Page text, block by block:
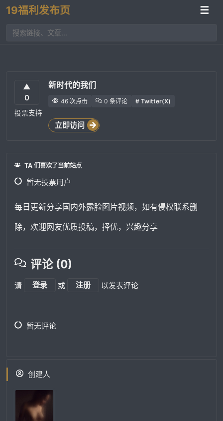
19福利发布页 ☰
▲
0
投票支持
新时代的我们
46 次点击 0 条评论 # Twitter(X)
立即访问
TA 们喜欢了当前站点
暂无投票用户
每日更新分享国内外露脸图片视频，如有侵权联系删
除，欢迎网友优质投稿，择优，兴趣分享
评论 (0)
请 登录 或 注册 以发表评论
暂无评论
创建人